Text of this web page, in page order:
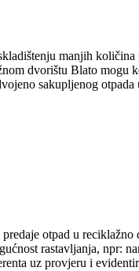
manjih
dvorištu Blato
sakupljenog
otpad u
rastavljanja, npr:
uz provjeru i